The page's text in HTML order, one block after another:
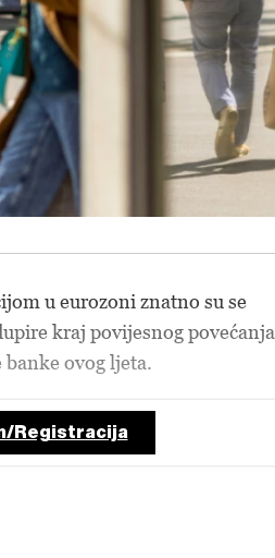
u eurozoni znatno su se
kraj povijesnog povećanja
ovog ljeta.
Registracija